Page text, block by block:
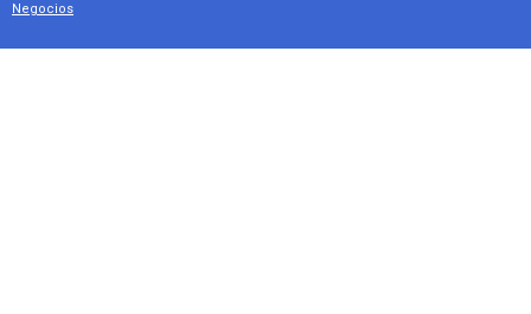
Negocios